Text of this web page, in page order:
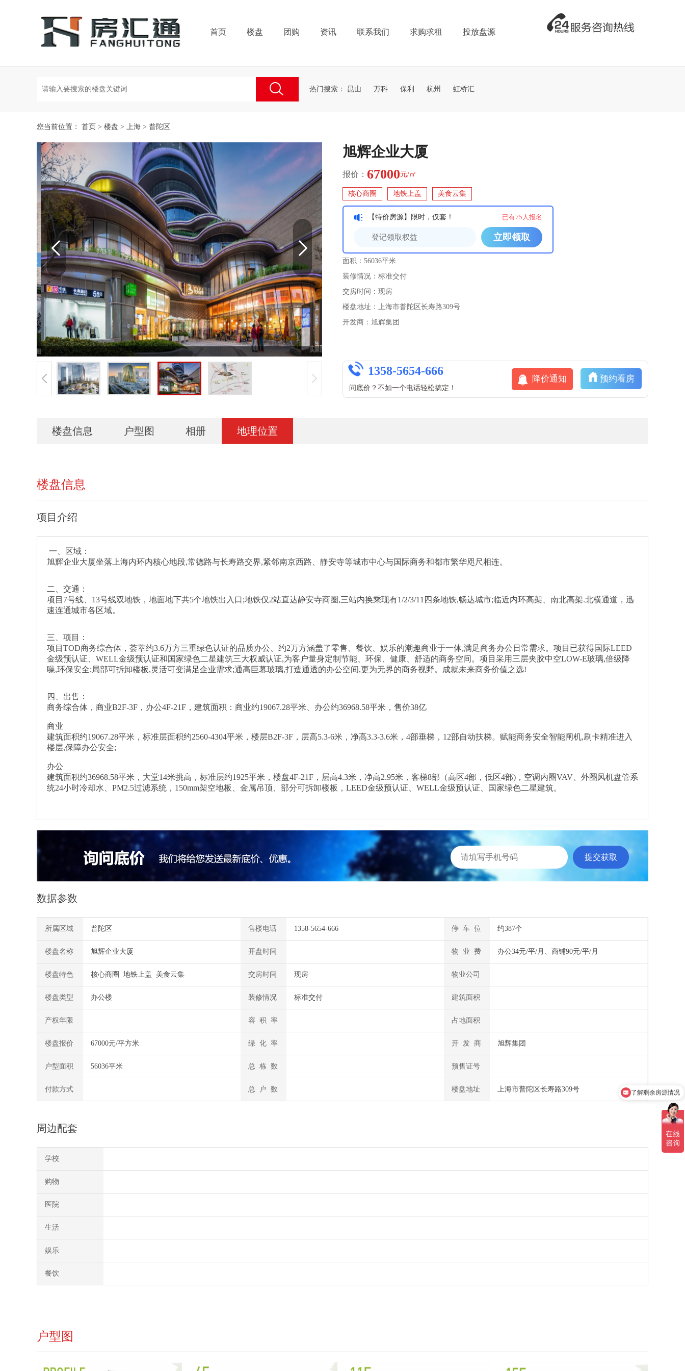
首页 楼盘 团购 资讯 联系我们 求购求租 投放盘源
热门搜索： 昆山 万科 保利 杭州 虹桥汇
您当前位置： 首页 > 楼盘 > 上海 > 普陀区
旭辉企业大厦
报价： 67000元/㎡
核心商圈 地铁上盖 美食云集
【特价房源】限时，仅套！ 已有75 人报名
面积：56036平米
装修情况：标准交付
交房时间：现房
楼盘地址：上海市普陀区长寿路309号
开发商：旭辉集团
1358-5654-666
问底价？不如一个电话轻松搞定！
降价通知 预约看房
楼盘信息 户型图 相册 地理位置
楼盘信息
项目介绍
一、区域：
旭辉企业大厦坐落上海内环内核心地段,常德路与长寿路交界,紧邻南京西路、静安寺等城市中心与国际商务和都市繁华咫尺相连。
二、交通：
项目7号线、13号线双地铁，地面地下共5个地铁出入口;地铁仅2站直达静安寺商圈,三站内换乘现有1/2/3/11四条地铁,畅达城市;临近内环高架、南北高架.北横通道，迅
速连通城市各区域。
三、项目：
项目TOD商务综合体，荟萃约3.6万方三重绿色认证的品质办公、约2万方涵盖了零售、餐饮、娱乐的潮趣商业于一体,满足商务办公日常需求。项目已获得国际LEED
金级预认证、WELL金级预认证和国家绿色二星建筑三大权威认证,为客户量身定制节能、环保、健康、舒适的商务空间。项目采用三层夹胶中空LOW-E玻璃,倍级降
噪,环保安全;局部可拆卸楼板,灵活可变满足企业需求;通高巨幕玻璃,打造通透的办公空间,更为无界的商务视野。成就未来商务价值之选!
四、出售：
商务综合体，商业B2F-3F，办公4F-21F，建筑面积：商业约19067.28平米、办公约36968.58平米，售价38亿
商业
建筑面积约19067.28平米，标准层面积约2560-4304平米，楼层B2F-3F，层高5.3-6米，净高3.3-3.6米，4部垂梯，12部自动扶梯。赋能商务安全智能闸机,刷卡精准进入
楼层,保障办公安全;
办公
建筑面积约36968.58平米，大堂14米挑高，标准层约1925平米，楼盘4F-21F，层高4.3米，净高2.95米，客梯8部（高区4部，低区4部)，空调内圈VAV、外圈风机盘管系
统24小时冷却水、PM2.5过滤系统，150mm架空地板、金属吊顶、部分可拆卸楼板，LEED金级预认证、WELL金级预认证、国家绿色二星建筑。
数据参数
所属区域 普陀区 售楼电话 1358-5654-666 停 车 位 约387个
楼盘名称 旭辉企业大厦 开盘时间 物 业 费 办公34元/平/月、商铺90元/平/月
楼盘特色 核心商圈 地铁上盖 美食云集 交房时间 现房 物业公司
楼盘类型 办公楼 装修情况 标准交付 建筑面积
产权年限 容 积 率 占地面积
楼盘报价 67000元/平方米 绿 化 率 开 发 商 旭辉集团
户型面积 56036平米 总 栋 数 预售证号
付款方式 总 户 数 楼盘地址 上海市普陀区长寿路309号
周边配套
学校
购物
医院
生活
娱乐
餐饮
户型图
了解剩余房源情况
加V发您视频资料